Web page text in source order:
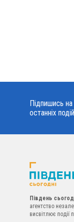
Підпишись
останніх
Південь
агентство
висвітлює події